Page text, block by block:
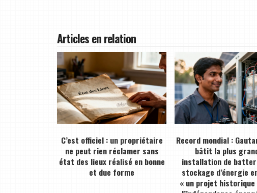
Articles en relation
C’est officiel : un propriétaire
ne peut rien réclamer sans
état des lieux réalisé en bonne
et due forme
Record mondial :
bâtit la plus
installation de
stockage d’énergie
« un projet historique